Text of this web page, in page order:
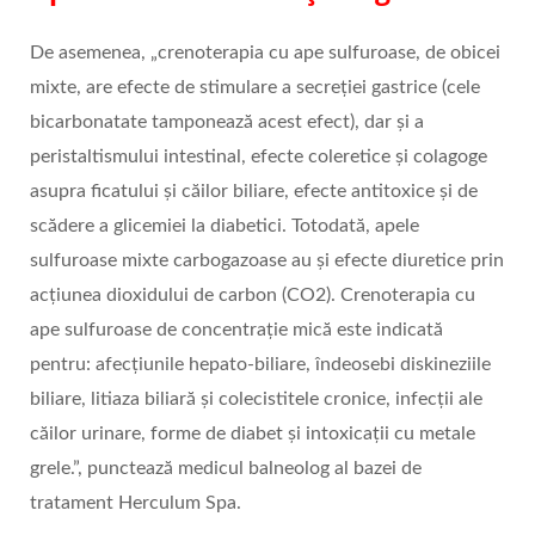
De asemenea, „crenoterapia cu ape sulfuroase, de obicei
mixte, are efecte de stimulare a secreției gastrice (cele
bicarbonatate tamponează acest efect), dar și a
peristaltismului intestinal, efecte coleretice și colagoge
asupra ficatului și căilor biliare, efecte antitoxice și de
scădere a glicemiei la diabetici. Totodată, apele
sulfuroase mixte carbogazoase au și efecte diuretice prin
acțiunea dioxidului de carbon (CO2). Crenoterapia cu
ape sulfuroase de concentrație mică este indicată
pentru: afecțiunile hepato-biliare, îndeosebi diskineziile
biliare, litiaza biliară și colecistitele cronice, infecții ale
căilor urinare, forme de diabet și intoxicații cu metale
grele.”, punctează medicul balneolog al bazei de
tratament Herculum Spa.